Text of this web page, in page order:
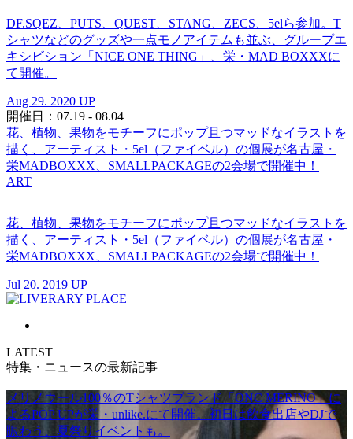
DF.SQEZ、PUTS、QUEST、STANG、ZECS、5elら参加。T
シャツなどのグッズや一点モノアイテムも並ぶ、グループエ
キシビション「NICE ONE THING」、栄・MAD BOXXXに
て開催。
Aug 29. 2020 UP
開催日：07.19 - 08.04
花、植物、果物をモチーフにポップ且つマッドなイラストを
描く、アーティスト・5el（ファイベル）の個展が名古屋・
栄MADBOXXX、SMALLPACKAGEの2会場で開催中！
ART
花、植物、果物をモチーフにポップ且つマッドなイラストを
描く、アーティスト・5el（ファイベル）の個展が名古屋・
栄MADBOXXX、SMALLPACKAGEの2会場で開催中！
Jul 20. 2019 UP
LATEST
特集・ニュースの最新記事
メリノウール100％のTシャツブランド「ONC MERINO」に
よるPOP UPが栄・unlike.にて開催。初日は飲食出店やDJで
賑わう、夏祭りイベントも。